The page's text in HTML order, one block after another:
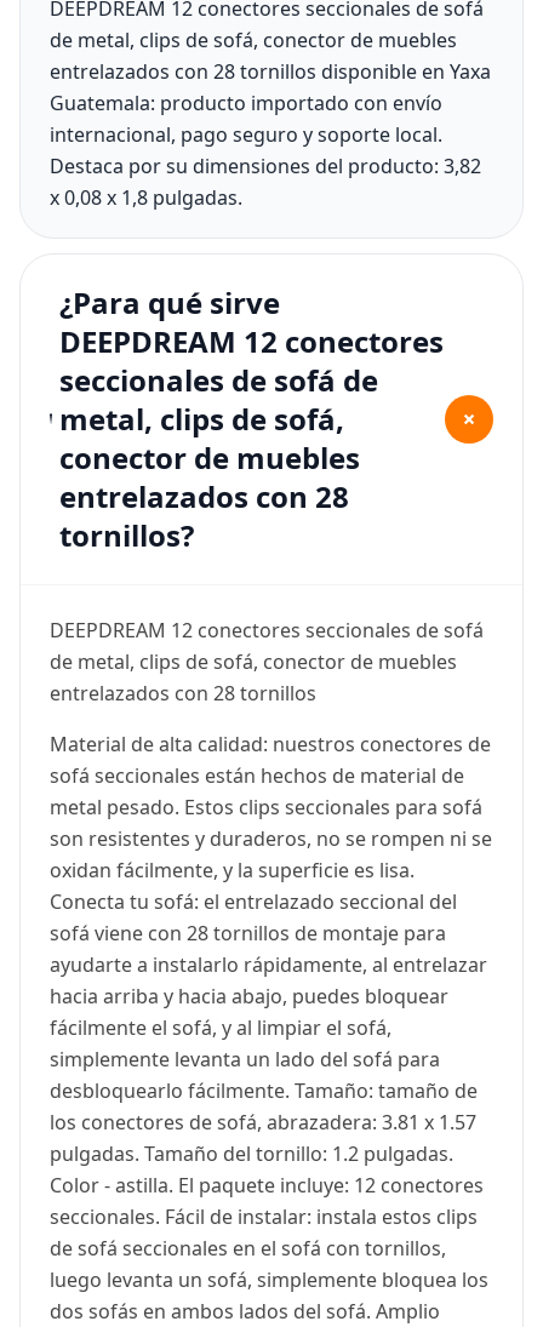
DEEPDREAM 12 conectores seccionales de sofá
de metal, clips de sofá, conector de muebles
entrelazados con 28 tornillos disponible en Yaxa
Guatemala: producto importado con envío
internacional, pago seguro y soporte local.
Destaca por su dimensiones del producto: 3,82
x 0,08 x 1,8 pulgadas.
¿Para qué sirve
DEEPDREAM 12 conectores
seccionales de sofá de
metal, clips de sofá,
conector de muebles
entrelazados con 28
tornillos?
+
DEEPDREAM 12 conectores seccionales de sofá
de metal, clips de sofá, conector de muebles
entrelazados con 28 tornillos
Material de alta calidad: nuestros conectores de
sofá seccionales están hechos de material de
metal pesado. Estos clips seccionales para sofá
son resistentes y duraderos, no se rompen ni se
oxidan fácilmente, y la superficie es lisa.
Conecta tu sofá: el entrelazado seccional del
sofá viene con 28 tornillos de montaje para
ayudarte a instalarlo rápidamente, al entrelazar
hacia arriba y hacia abajo, puedes bloquear
fácilmente el sofá, y al limpiar el sofá,
simplemente levanta un lado del sofá para
desbloquearlo fácilmente. Tamaño: tamaño de
los conectores de sofá, abrazadera: 3.81 x 1.57
pulgadas. Tamaño del tornillo: 1.2 pulgadas.
Color - astilla. El paquete incluye: 12 conectores
seccionales. Fácil de instalar: instala estos clips
de sofá seccionales en el sofá con tornillos,
luego levanta un sofá, simplemente bloquea los
dos sofás en ambos lados del sofá. Amplio